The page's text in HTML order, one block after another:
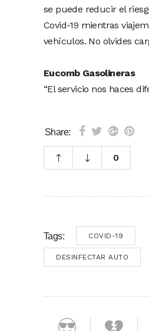
se puede reducir el
Covid-19 mientras
vehículos. No olvides
Eucomb Gasolineras
“El servicio nos haces
Share:
0
Tags: COVID-19
DESINFECTAR AUTO